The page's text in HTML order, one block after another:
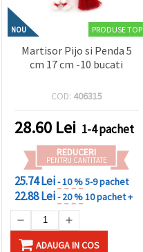
NOU PRODUSE TOP
Martisor Pijo si Penda 5
cm 17 cm -10 bucati
COD: 406315
28.60 Lei 1-4 pachet
REDUCERI
PENTRU CANTITATE
25.74 Lei- 10 %5-9 pachet
22.88 Lei- 20 %10 pachet +
ADAUGA IN COS